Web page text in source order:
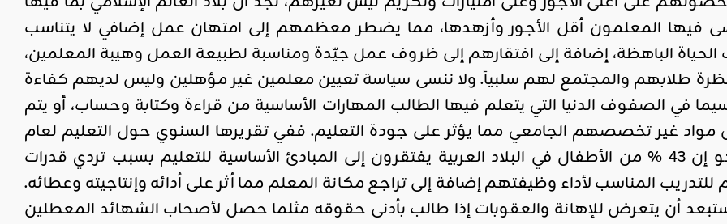
فيها المعلمون أقل الأجور وأزهدها، مما يضطر معظمهم إلى امتهان عمل إضافي لا يتناسب
الباهظة، إضافة إلى افتقارهم إلى ظروف عمل جيّدة ومناسبة لطبيعة العمل وهيبة المعلمين،
طلابهم والمجتمع لهم سلبياً. ولا ننسى سياسة تعيين معلمين غير مؤهلين وليس لديهم كفاءة
في الصفوف الدنيا التي يتعلم فيها الطالب المهارات الأساسية من قراءة وكتابة وحساب، أو يتم
مواد غير تخصصهم الجامعي مما يؤثر على جودة التعليم. ففي تقريرها السنوي حول التعليم لعام
2014 قالت اليونسكو إن 43 % من الأطفال في البلاد العربية يفتقرون إلى المبادئ الأساسية للتعليم بسبب تردي قدرات
للتدريب المناسب لأداء وظيفتهم إضافة إلى تراجع مكانة المعلم مما أثر على أدائه وإنتاجيته وعطائه.
أن يتعرض للإهانة والعقوبات إذا طالب بأدنى حقوقه مثلما حصل لأصحاب الشهائد المعطلين